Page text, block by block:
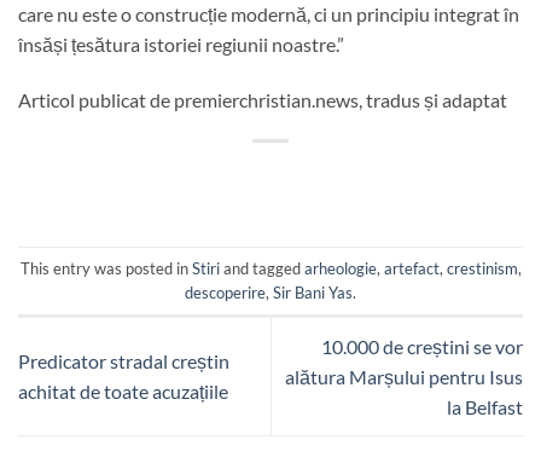
care nu este o construcție modernă, ci un principiu integrat în
însăși țesătura istoriei regiunii noastre.”
Articol publicat de premierchristian.news, tradus și adaptat
This entry was posted inStiriand taggedarheologie, artefact, crestinism,
descoperire, Sir Bani Yas.
Predicator stradal creștin
achitat de toate acuzațiile
10.000 de creștini se vor
alătura Marșului pentru Isus
la Belfast